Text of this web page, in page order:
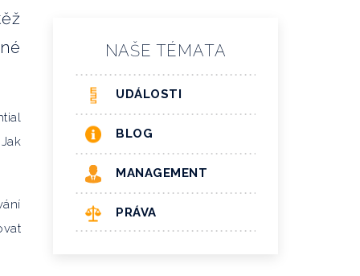
NAŠE TÉMATA
UDÁLOSTI
BLOG
MANAGEMENT
PRÁVA